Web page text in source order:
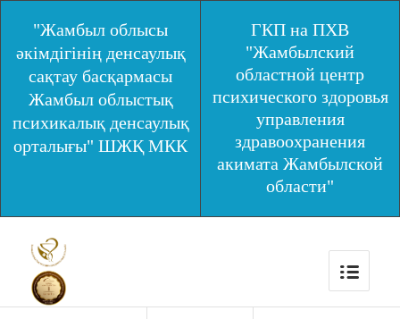
"Жамбыл облысы
әкімдігінің денсаулық
сақтау басқармасы
Жамбыл облыстық
психикалық денсаулық
орталығы" ШЖҚ МКК
ГКП на ПХВ
"Жамбылский
областной центр
психического здоровья
управления
здравоохранения
акимата Жамбылской
области"